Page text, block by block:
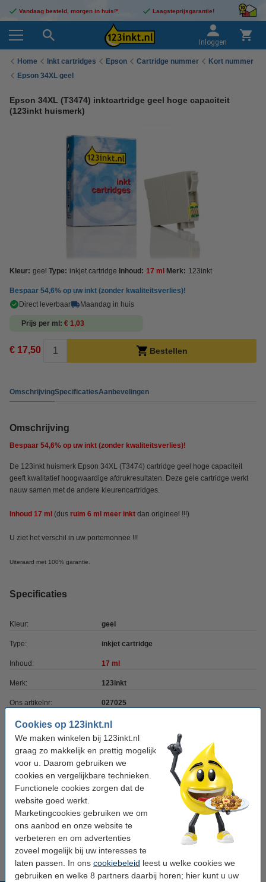
Cookies op 123inkt.nl
We maken winkelen bij 123inkt.nl
graag zo makkelijk en prettig mogelijk
voor u. Daarom gebruiken we
cookies en vergelijkbare technieken.
Functionele cookies zorgen dat de
website goed werkt.
Marketingcookies gebruiken we om
ons aanbod en onze website te
verbeteren en om advertenties
zoveel mogelijk bij uw interesses te
laten passen. In ons cookiebeleid leest u welke cookies we
gebruiken en welke 8 partners daarbij horen; hier kunt u uw
Vandaag besteld, morgen in huis!* Laagsteprijsgarantie!
Inloggen
Home Inkt cartridges Epson Cartridge nummer
Kort nummer
Epson 34XL geel
Epson 34XL (T3474) inktcartridge geel hoge capaciteit
(123inkt huismerk)
Kleur: geel Type: inkjet cartridge Inhoud: 17 ml Merk: 123inkt
Bespaar 54,6% op uw inkt (zonder kwaliteitsverlies)!
Direct leverbaar
Maandag in huis
Prijs per ml € 1,03
€ 17,50 Bestellen
OmschrijvingSpecificatiesAanbevelingen
Omschrijving
Bespaar 54,6% op uw inkt (zonder kwaliteitsverlies)!
De 123inkt huismerk Epson 34XL (T3474) cartridge geel hoge capaciteit
geeft kwalitatief hoogwaardige afdrukresultaten. Deze gele cartridge werkt
nauw samen met de andere kleurencartridges.
Inhoud 17 ml (dus ruim 6 ml meer inkt dan origineel !!!)
U ziet het verschil in uw portemonnee !!!
Uiteraard met 100% garantie.
Specificaties
Kleur: geel
Type: inkjet cartridge
Inhoud: 17 ml
Merk: 123inkt
Ons artikelnr: 027025
Nummer: C13T34744010
Tip: complete set bestellen
Epson aanbieding: T347-serie zwart + 3 kleuren
(123inkt huismerk)
€ 84,50
Tip
Wij adviseren u om deze cartridge i.p.v. de originele cartridge te